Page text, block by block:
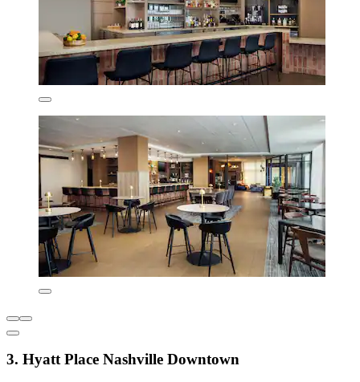
3. Hyatt Place Nashville Downtown